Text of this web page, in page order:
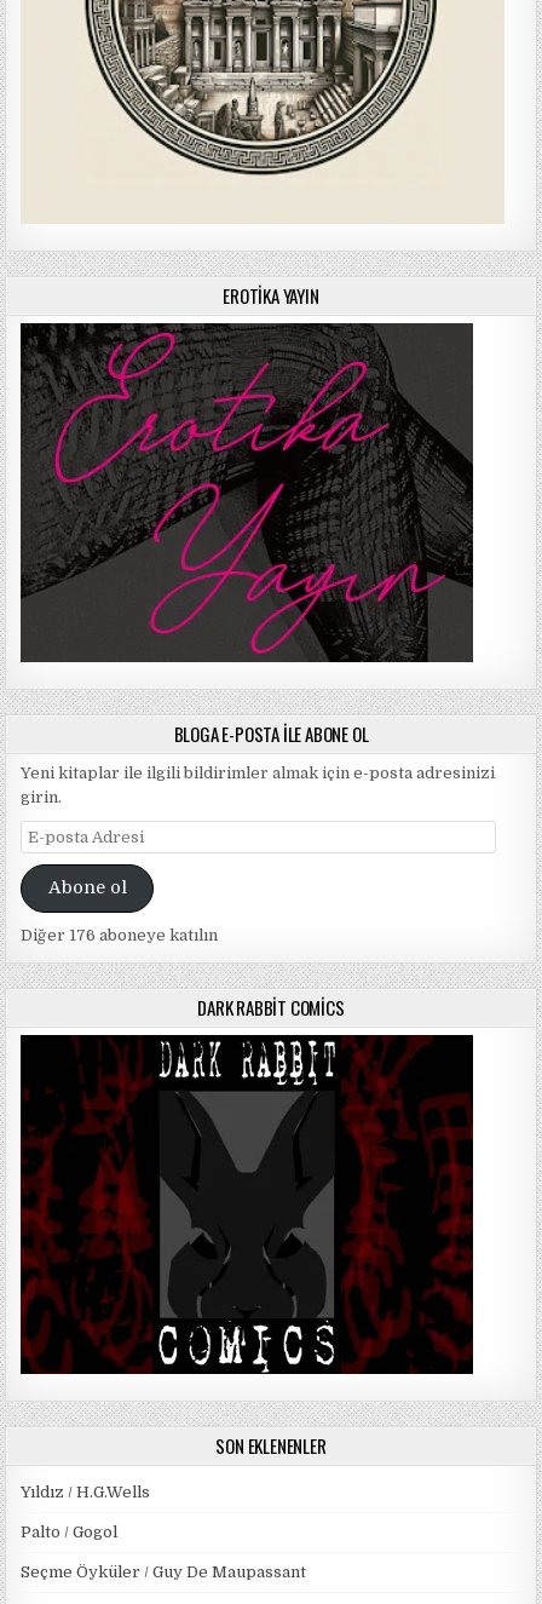
EROTIKA YAYIN
BLOGA E-POSTA ILE ABONE OL
Yeni kitaplar ile ilgili bildirimler almak için e-posta adresinizi
girin.
E-
posta
AdresiAbone ol
Diğer 176 aboneye katılın
DARK RABBIT COMICS
SON EKLENENLER
Yıldız / H.G.Wells
Palto / Gogol
Seçme Öyküler / Guy De Maupassant